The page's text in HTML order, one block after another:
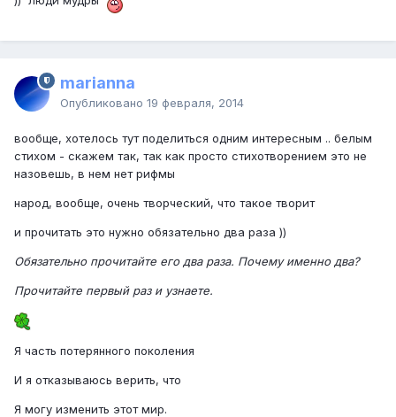
marianna
Опубликовано 19 февраля, 2014
вообще, хотелось тут поделиться одним интересным .. белым
стихом - скажем так, так как просто стихотворением это не
назовешь, в нем нет рифмы
народ, вообще, очень творческий, что такое творит
и прочитать это нужно обязательно два раза ))
Обязательно прочитайте его два раза. Почему именно два?
Прочитайте первый раз и узнаете.
Я часть потерянного поколения
И я отказываюсь верить, что
Я могу изменить этот мир.